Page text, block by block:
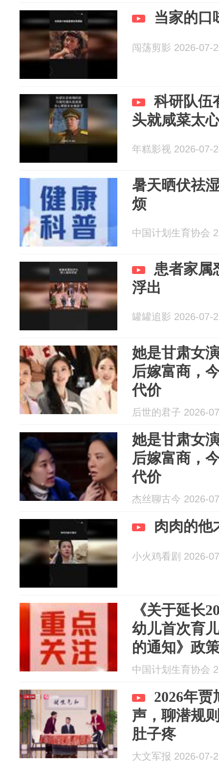
当家的口
闯荡剪影 2026-07-
科研队伍
头就咸菜太
年糕影视 2026-07-
暑天晒伏祛
烦
中国计划生育协会
患者家属
浮出
罐罐追影 2026-07-
她是甘肃女
后嫁富商，
代价
后世的君子 2026-
她是甘肃女
后嫁富商，
代价
杰丝聊古今 2026-
肉肉的他
小火鸡看剧 2026-
《关于延长
幼儿首次育
的通知》政
中国计划生育协会
2026年
声，聊潜规
肚子疼
大文军报 2026-07-